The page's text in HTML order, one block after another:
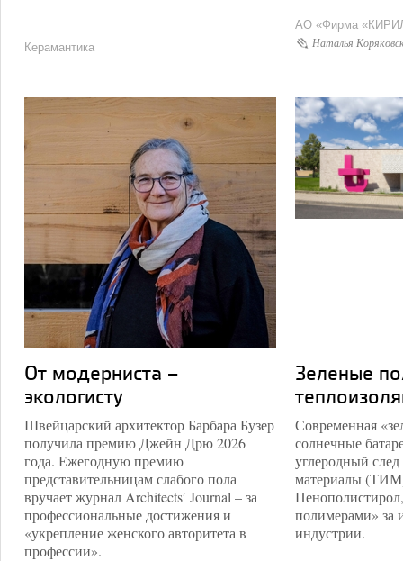
Керамантика
АО «Фирма
Наталья
От модерниста –
экологисту
Швейцарский архитектор Барбара Бузер
получила премию Джейн Дрю 2026
года. Ежегодную премию
представительницам слабого пола
вручает журнал Architects′ Journal – за
профессиональные достижения и
«укрепление женского авторитета в
профессии».
Зеленые
Современная
солнечные
углеродный
материалы
полимерами» за
индустрии.